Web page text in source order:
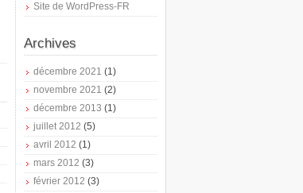
Site de WordPress-FR
Archives
décembre 2021 (1)
novembre 2021 (2)
décembre 2013 (1)
juillet 2012 (5)
avril 2012 (1)
mars 2012 (3)
février 2012 (3)